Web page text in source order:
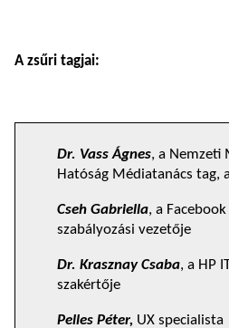
A zsűri tagjai:
Dr. Vass Ágnes, a Nemzeti
Hatóság Médiatanács tag,
Cseh Gabriella, a
szabályozási vezetője
Dr. Krasznay Csaba, a HP
szakértője
Pelles Péter, UX specialista